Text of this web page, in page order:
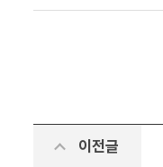
이전글